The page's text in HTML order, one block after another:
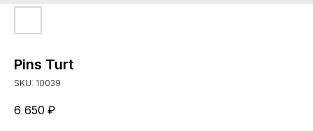
Pins Turt
SKU: 10039
6 650 ₽